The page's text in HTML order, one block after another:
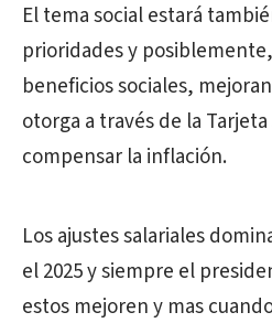
El tema social estará
prioridades y
beneficios sociales,
otorga a través de la
compensar la inflación.
Los ajustes salariales
el 2025 y siempre el
estos mejoren y mas